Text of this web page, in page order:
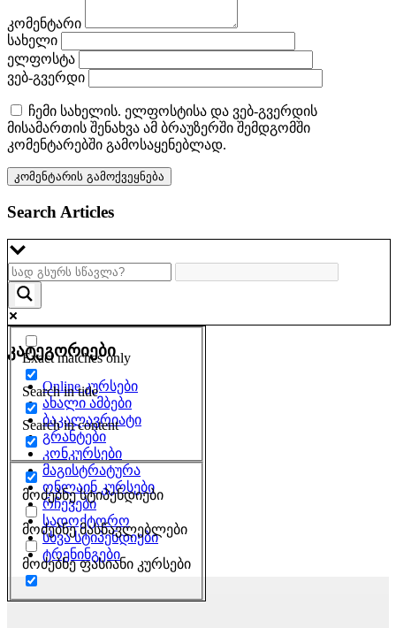
კომენტარი
სახელი
ელფოსტა
ვებ-გვერდი
ჩემი სახელის. ელფოსტისა და ვებ-გვერდის
მისამართის შენახვა ამ ბრაუზერში შემდგომში
კომენტარებში გამოსაყენებლად.
Search Articles
Exact matches only
Search in title
Search in content
მოძებნე სტიპენდიები
მოძებნე მასწავლებლები
მოძებნე ფასიანი კურსები
კატეგორიები
Online კურსები
ახალი ამბები
ბაკალავრიატი
გრანტები
კონკურსები
მაგისტრატურა
ონლაინ კურსები
რჩევები
სადოქტორო
სხვა სტიპენდიები
ტრენინგები